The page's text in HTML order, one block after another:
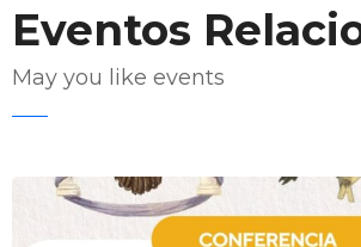
Eventos
May you like events